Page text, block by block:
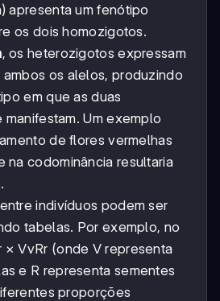
apresenta um fenótipo
os dois homozigotos.
, os heterozigotos expressam
os alelos, produzindo
em que as duas
Um exemplo
de flores vermelhas
na codominância resultaria
indivíduos podem ser
tabelas. Por exemplo, no
× VvRr (onde V representa
e R representa sementes
proporções